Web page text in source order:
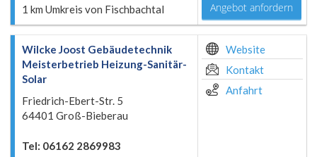
1 km Umkreis von Fischbachtal Angebot anfordern
Wilcke Joost Gebäudetechnik
Meisterbetrieb Heizung-Sanitär-
Solar
Friedrich-Ebert-Str. 5
64401 Groß-Bieberau
Tel: 06162 2869983
Website
Kontakt
Anfahrt